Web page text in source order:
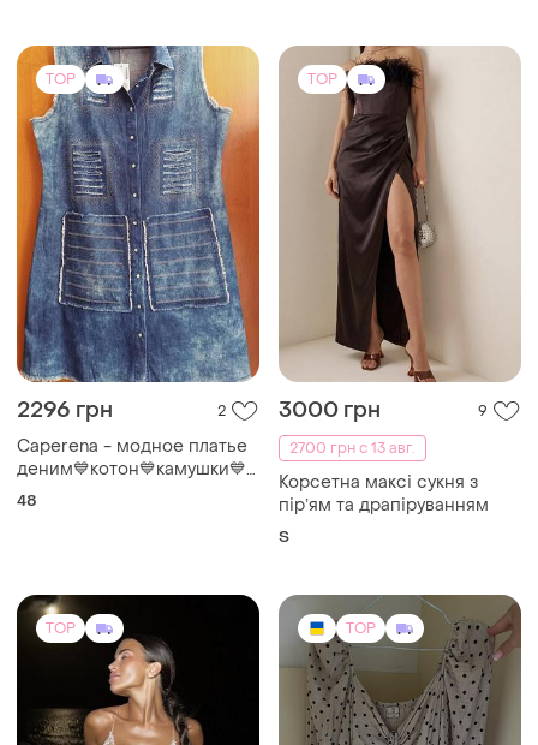
2296 грн 2
Саperena - модное платье
деним💙котон💙камушки💙
пуговки💙бахрома💙
48
3000 грн
2700 грн с 13 авг.
Корсетна максі сукня з
пірʼям та драпіруванням
TOP